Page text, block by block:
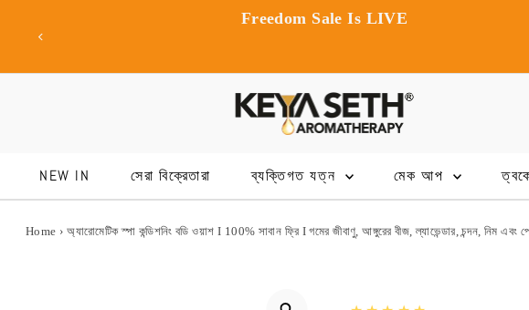
Exclusive app-only offers and rewards
NEW IN সেরা বিক্রেতারা ব্যক্তিগত যত্ন মেক আপ
Home › অ্যারোমেটিক স্পা কন্ডিশনিং বডি ওয়াশ I 100% সাবান ফ্রি I গমের জীবাণু, আঙ্গুরের বীজ, ল্যাভেন্ডার, চন্দন, নিম এবং